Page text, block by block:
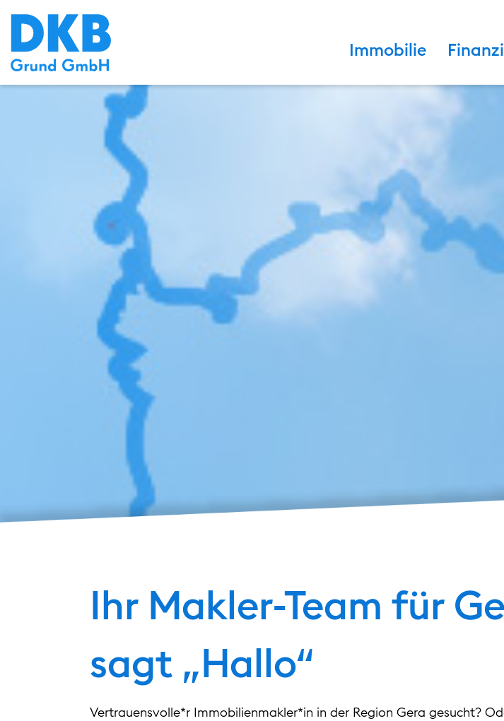
Immobilie
Ihr Makler-Team für
sagt „Hallo“
Vertrauensvolle*r Immobilienmakler*in in der Region Gera gesucht?